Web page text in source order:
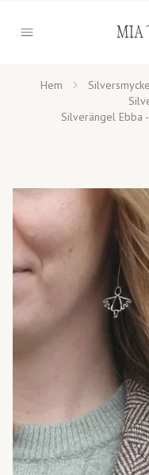
Hem
Silverängel Ebba